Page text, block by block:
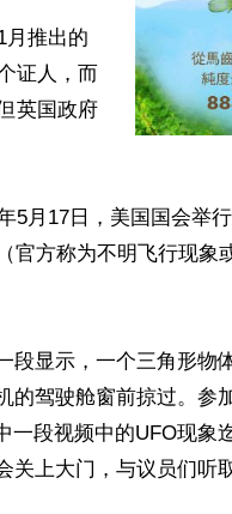
月推出的
证人，而
英国政府
5月17日，美国国会举
官方称为不明飞行现象
段显示，一个三角形物
的驾驶舱窗前掠过。参
一段视频中的UFO现象
关上大门，与议员们听